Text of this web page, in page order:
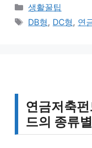
카
테
생활꿀팁
태
DB형, DC형, 연
연금저축
드의 종류